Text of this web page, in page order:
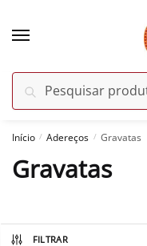
por:
Pesquisar
Início / Adereços / Gravatas
Gravatas
FILTRAR